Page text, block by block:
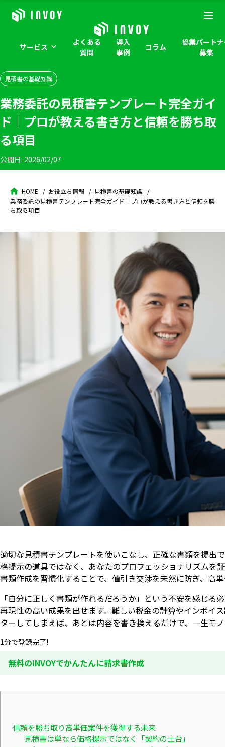
サービス
よくある
質問
導入
事例
コラム
協業パート
募集
見積書の基礎知識
業務委託の見積書テンプレート完全ガイ
ド｜プロが教える書き方と信頼を勝ち取
る項目
公開日: 2026/02/07
HOME お役立ち情報
見積書の基礎知識
業務委託の見積書テンプレート完全ガイド｜プロが教える書き方と信頼を勝
ち取る項目
適切な見積書テンプレートを使いこなし、正確な書類を提出
格提示の道具ではなく、あなたのプロフェッショナリズムを
書類作成を習慣化することで、値引き交渉を未然に防ぎ、高
「自分に正しく書類が作れるだろうか」という不安を感じ
再現性の高い成果を出せます。難しい税金の計算やインボイ
ターしてしまえば、あとは内容を書き換えるだけで、一生モ
1分で登録完了!
無料のINVOYでかんたんに請求書作成
信頼を勝ち取り高単価案件を獲得する未来
見積書は単なら価格提示ではなく「契約の土台」